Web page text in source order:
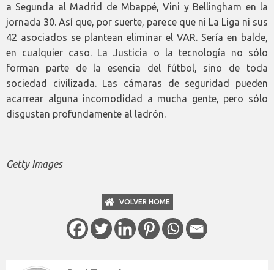
a Segunda al Madrid de Mbappé, Vini y Bellingham en la
jornada 30. Así que, por suerte, parece que ni La Liga ni sus
42 asociados se plantean eliminar el VAR. Sería en balde,
en cualquier caso. La Justicia o la tecnología no sólo
forman parte de la esencia del fútbol, sino de toda
sociedad civilizada. Las cámaras de seguridad pueden
acarrear alguna incomodidad a mucha gente, pero sólo
disgustan profundamente al ladrón.
Getty Images
VOLVER HOME